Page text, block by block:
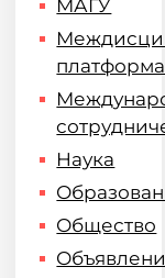
МАГУ
платформа
Наука
Общество